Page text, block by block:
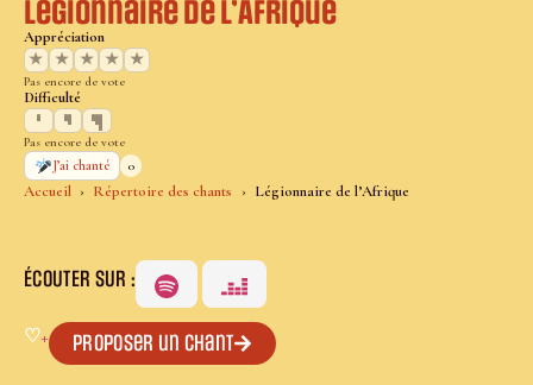
Accueil Répertoire des chants Légionnaire de l’Afrique
Légionnaire de l’Afrique
Appréciation
★
★ ★ ★ ★
Pas encore de vote
Difficulté
Pas encore de vote
J’ai chanté
0
ÉCOUTER SUR :
♡+ Proposer un chant